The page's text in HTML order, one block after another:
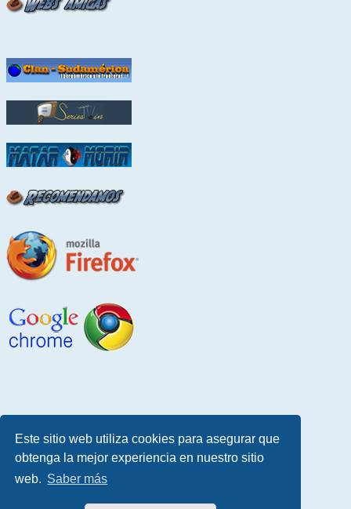
Este sitio web utiliza cookies para asegurar que
obtenga la mejor experiencia en nuestro sitio
web. Saber más